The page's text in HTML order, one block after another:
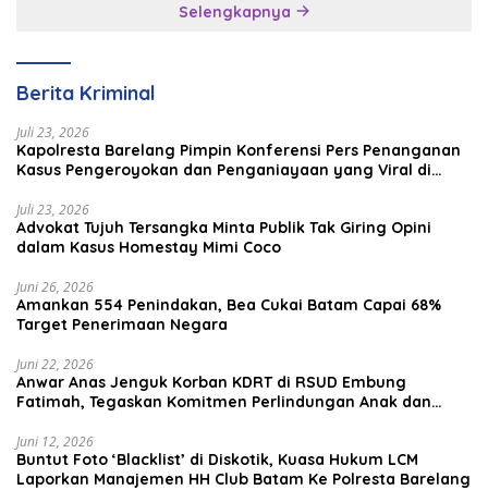
Brunei–Malaysia
Selengkapnya
Berita Kriminal
Juli 23, 2026
Kapolresta Barelang Pimpin Konferensi Pers Penanganan
Kasus Pengeroyokan dan Penganiayaan yang Viral di
Juli 23, 2026
Advokat Tujuh Tersangka Minta Publik Tak Giring Opini
dalam Kasus Homestay Mimi Coco
Juni 26, 2026
Amankan 554 Penindakan, Bea Cukai Batam Capai 68%
Target Penerimaan Negara
Juni 22, 2026
Anwar Anas Jenguk Korban KDRT di RSUD Embung
Fatimah, Tegaskan Komitmen Perlindungan Anak dan
Juni 12, 2026
Buntut Foto ‘Blacklist’ di Diskotik, Kuasa Hukum LCM
Laporkan Manajemen HH Club Batam Ke Polresta Barelang